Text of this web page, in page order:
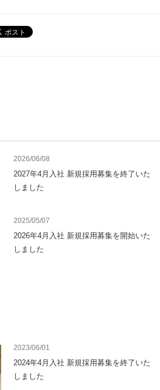
2026/06/08
2027年4月入社 新規採用募集を終了いた
しました
2025/05/07
2026年4月入社 新規採用募集を開始いた
しました
2023/06/01
2024年4月入社 新規採用募集を終了いた
しました